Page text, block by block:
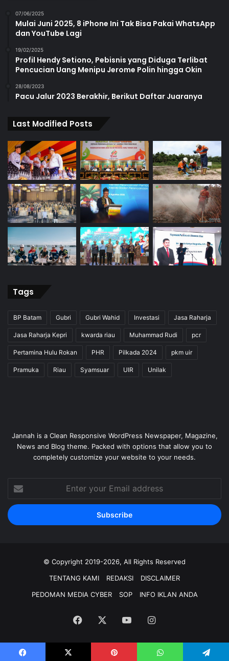
07/06/2025
Mulai Juni 2025, 8 iPhone Ini Tak Bisa Pakai WhatsApp
dan YouTube Lagi
19/02/2025
Profil Hendy Setiono, Pebisnis yang Diduga Terlibat
Pencucian Uang Menipu Jerome Polin hingga Okin
28/08/2023
Pacu Jalur 2023 Berakhir, Berikut Daftar Juaranya
Last Modified Posts
Tags
BP Batam Gubri Gubri Wahid Investasi Jasa Raharja
Jasa Raharja Kepri kwarda riau Muhammad Rudi pcr
Pertamina Hulu Rokan PHR Pilkada 2024 pkm uir
Pramuka Riau Syamsuar UIR Unilak
Jannah is a Clean Responsive WordPress Newspaper, Magazine,
News and Blog theme. Packed with options that allow you to
completely customize your website to your needs.
Enter
your
Email
address
© Copyright 2019-2026, All Rights Reserved
TENTANG KAMI
REDAKSI
DISCLAIMER
PEDOMAN MEDIA CYBER
SOP INFO IKLAN ANDA
Facebook YouTubeInstagram